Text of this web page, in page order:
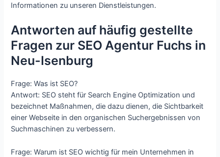
Informationen zu unseren Dienstleistungen.
Antworten auf häufig gestellte
Fragen zur SEO Agentur Fuchs in
Neu-Isenburg
Frage: Was ist SEO?
Antwort: SEO steht für Search Engine Optimization und
bezeichnet Maßnahmen, die dazu dienen, die Sichtbarkeit
einer Webseite in den organischen Suchergebnissen von
Suchmaschinen zu verbessern.
Frage: Warum ist SEO wichtig für mein Unternehmen in